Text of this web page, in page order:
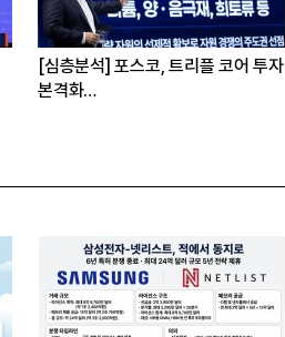
[심층분석] 포스코, 트리플 코어 투자
본격화